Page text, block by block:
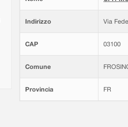
Indirizzo Via
CAP 03100
Comune
Provincia FR